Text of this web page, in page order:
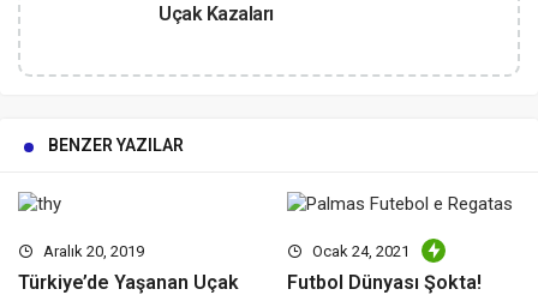
Uçak Kazaları
BENZER YAZILAR
Aralık 20, 2019
Türkiye’de Yaşanan Uçak
Ocak 24, 2021
Futbol Dünyası Şokta!